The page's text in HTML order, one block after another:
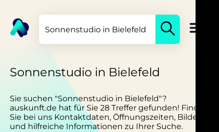
Sonnenstudio in Bielefeld
Sie suchen "Sonnenstudio in Bielefeld"?
auskunft.de hat für Sie 28 Treffer gefunden! Finden
Sie bei uns Kontaktdaten, Öffnungszeiten, Bilder
und hilfreiche Informationen zu Ihrer Suche.